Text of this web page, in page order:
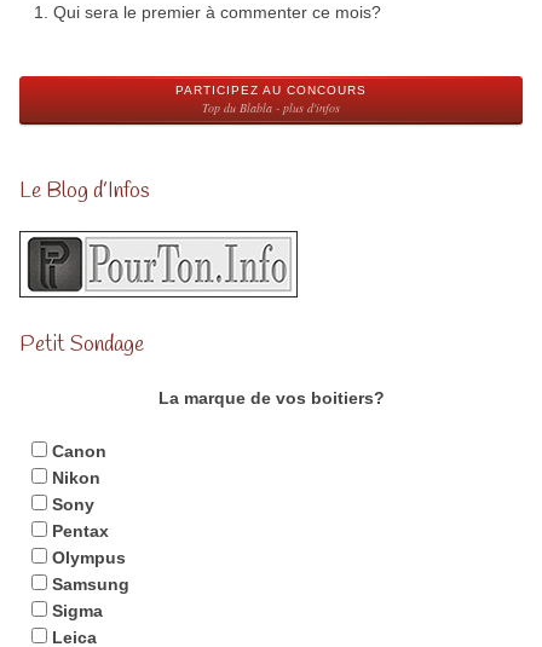
Qui sera le premier à commenter ce mois?
PARTICIPEZ AU CONCOURS
Top du Blabla - plus d'infos
Le Blog d’Infos
Petit Sondage
La marque de vos boitiers?
Canon
Nikon
Sony
Pentax
Olympus
Samsung
Sigma
Leica